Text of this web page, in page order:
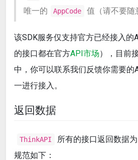
唯一的
AppCode 值（请不要随
该SDK服务仅支持官方已经接入的
的接口都在官方API市场），目前
中，你可以联系我们反馈你需要的
一进行接入。
返回数据
ThinkAPI 所有的接口返回数据为
规范如下：